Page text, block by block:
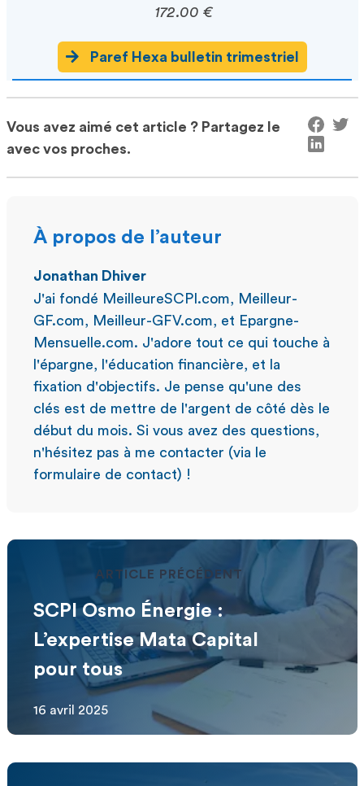
172.00 €
Paref Hexa bulletin trimestriel
Vous avez aimé cet article ? Partagez le
avec vos proches.
À propos de l’auteur
Jonathan Dhiver
J'ai fondé MeilleureSCPI.com, Meilleur-
GF.com, Meilleur-GFV.com, et Epargne-
Mensuelle.com. J'adore tout ce qui touche à
l'épargne, l'éducation financière, et la
fixation d'objectifs. Je pense qu'une des
clés est de mettre de l'argent de côté dès le
début du mois. Si vous avez des questions,
n'hésitez pas à me contacter (via le
formulaire de contact) !
ARTICLE PRÉCÉDENT
SCPI Osmo Énergie :
L’expertise Mata Capital
pour tous
16 avril 2025